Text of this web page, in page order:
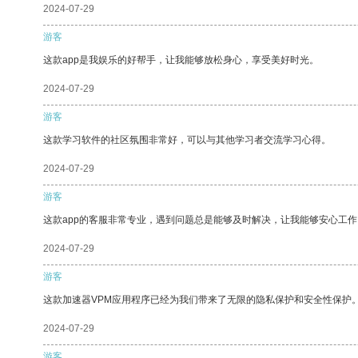
2024-07-29
游客
这款app是我娱乐的好帮手，让我能够放松身心，享受美好时光。
2024-07-29
游客
这款学习软件的社区氛围非常好，可以与其他学习者交流学习心得。
2024-07-29
游客
这款app的客服非常专业，遇到问题总是能够及时解决，让我能够安心工
2024-07-29
游客
这款加速器VPM应用程序已经为我们带来了无限的隐私保护和安全性保护
2024-07-29